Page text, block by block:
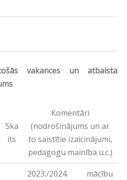
vakances un atbalsta
Ska
its
Komentāri
(nodrošinājums un ar
to saistītie izaicinājumi,
pedagogu mainība u.c.)
2023./2024. mācību